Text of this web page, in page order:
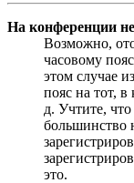
На конференции
Возможно,
часовому
этом случае
пояс на тот,
д. Учтите,
большинство
это.